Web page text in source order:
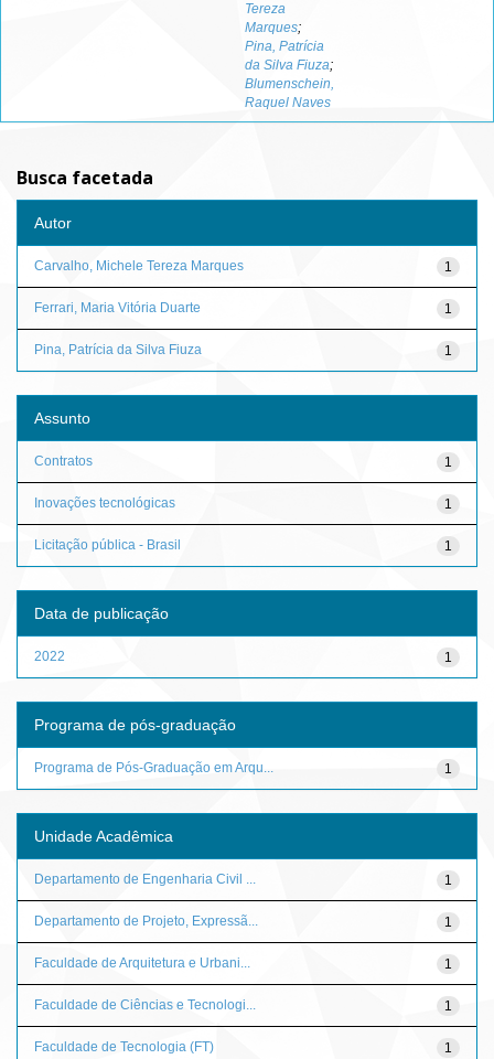
Tereza
Marques;
Pina, Patrícia
da Silva Fiuza;
Blumenschein,
Raquel Naves
Busca facetada
Autor
1
Carvalho, Michele Tereza Marques
1
Ferrari, Maria Vitória Duarte
1
Pina, Patrícia da Silva Fiuza
Assunto
1
Contratos
1
Inovações tecnológicas
1
Licitação pública - Brasil
Data de publicação
1
2022
Programa de pós-graduação
1
Programa de Pós-Graduação em Arqu...
Unidade Acadêmica
1
Departamento de Engenharia Civil ...
1
Departamento de Projeto, Expressã...
1
Faculdade de Arquitetura e Urbani...
1
Faculdade de Ciências e Tecnologi...
1
Faculdade de Tecnologia (FT)